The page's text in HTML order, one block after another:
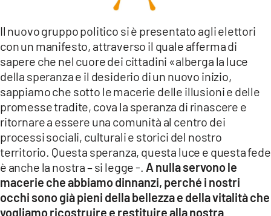
Il nuovo gruppo politico si è presentato agli elettori
con un manifesto, attraverso il quale afferma di
sapere che nel cuore dei cittadini «alberga la luce
della speranza e il desiderio di un nuovo inizio,
sappiamo che sotto le macerie delle illusioni e delle
promesse tradite, cova la speranza di rinascere e
ritornare a essere una comunità al centro dei
processi sociali, culturali e storici del nostro
territorio. Questa speranza, questa luce e questa fede
è anche la nostra – si legge -. A nulla servono le
macerie che abbiamo dinnanzi, perché i nostri
occhi sono già pieni della bellezza e della vitalità che
vogliamo ricostruire e restituire alla nostra